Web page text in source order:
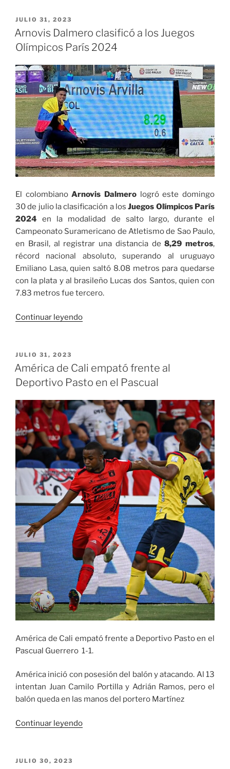
hasta
el
y
convoca
a
un
debate
entre
candidatos
más
opcionados
a
la
Alcaldía»
PUBLICADO
EL
JULIO 31, 2023
Arnovis Dalmero clasificó a los Juegos
Olímpicos París 2024
El colombianoArnovis Dalmero logró este domingo
30 de julio la clasificación a losJuegos Olímpicos París
2024en la modalidad de salto largo, durante el
Campeonato Suramericano de Atletismo de Sao Paulo,
en Brasil, al registrar una distancia de8,29 metros,
récord nacional absoluto, superando al uruguayo
Emiliano Lasa, quien saltó 8.08 metros para quedarse
con la plata y al brasileño Lucas dos Santos, quien con
7.83 metros fue tercero.
Continuar leyendo«Arnovis
los
Juegos
París
2024»
PUBLICADO
EL
JULIO 31, 2023
América de Cali empató frente al
Deportivo Pasto en el Pascual
América de Cali empató frente a Deportivo Pasto en el
Pascual Guerrero 1-1.
América inició con posesión del balón y atacando. Al 13
intentan Juan Camilo Portilla y Adrián Ramos, pero el
balón queda en las manos del portero Martínez
Continuar leyendo«América
PUBLICADO
JULIO 30, 2023